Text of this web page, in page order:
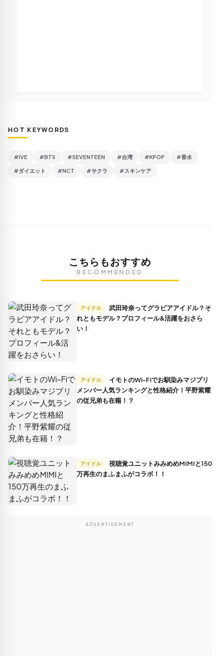
HOT KEYWORDS
#IVE #BTS #SEVENTEEN #台湾 #KPOP #香水
#ダイエット #NCT #サクラ #スキンケア
こちらもおすすめ
RECOMMENDED
アイドル
れともモデル？プロフィール&活躍をおさら
い！
アイドル
メンバー人気ランキングと性格紹介！平野紫耀
の従兄弟も在籍！？
アイドル
万再生のまふまふがコラボ！！
ADVERTISEMENT